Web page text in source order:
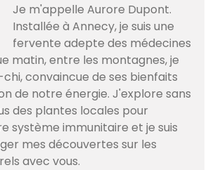
Je m'appelle Aurore Dupont.
Installée à Annecy, je suis une
fervente adepte des médecines
matin, entre les montagnes, je
convaincue de ses bienfaits
de notre énergie. J'explore sans
des plantes locales pour
système immunitaire et je suis
mes découvertes sur les
avec vous.